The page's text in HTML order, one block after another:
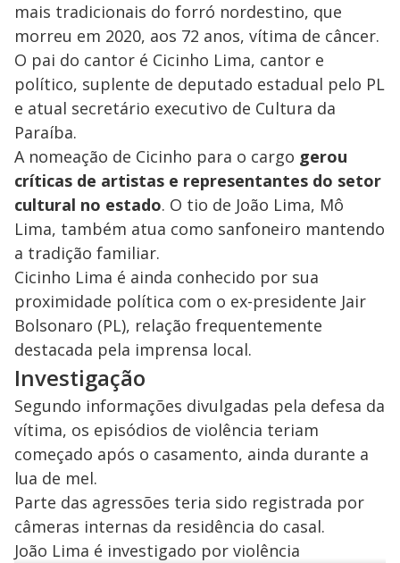
mais tradicionais do forró nordestino, que
morreu em 2020, aos 72 anos, vítima de câncer.
O pai do cantor é Cicinho Lima, cantor e
político, suplente de deputado estadual pelo PL
e atual secretário executivo de Cultura da
Paraíba.
A nomeação de Cicinho para o cargo gerou
críticas de artistas e representantes do setor
cultural no estado. O tio de João Lima, Mô
Lima, também atua como sanfoneiro mantendo
a tradição familiar.
Cicinho Lima é ainda conhecido por sua
proximidade política com o ex-presidente Jair
Bolsonaro (PL), relação frequentemente
destacada pela imprensa local.
Investigação
Segundo informações divulgadas pela defesa da
vítima, os episódios de violência teriam
começado após o casamento, ainda durante a
lua de mel.
Parte das agressões teria sido registrada por
câmeras internas da residência do casal.
João Lima é investigado por violência